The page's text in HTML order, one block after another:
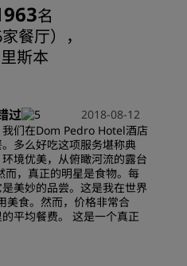
名
餐厅），
斯本
过
2018-08-12
们在Dom Pedro Hotel酒店
多么好吃这项服务堪称典
境优美，从俯瞰河流的露台
而，真正的明星是食物。每
美妙的品尝。这是我在世界
美食。然而，价格非常合
平均餐费。 这是一个真正